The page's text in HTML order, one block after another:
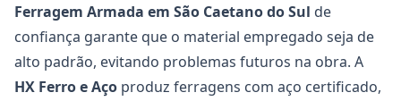
Ferragem Armada em São Caetano do Sul de
confiança garante que o material empregado seja de
alto padrão, evitando problemas futuros na obra. A
HX Ferro e Aço produz ferragens com aço certificado,